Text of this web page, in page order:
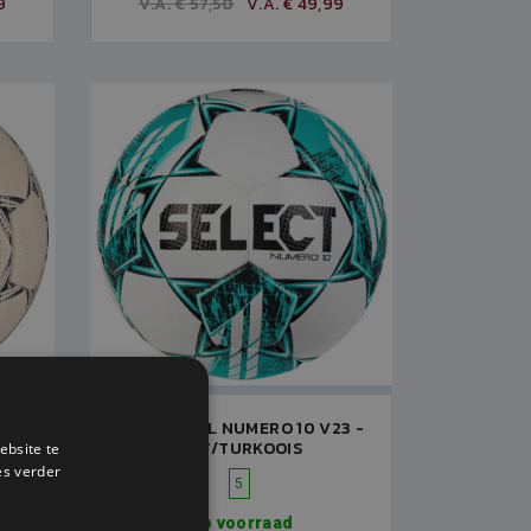
SELECT BAL NUMERO 10 V23 -
WIT/TURKOOIS
5
Op voorraad
te
verder